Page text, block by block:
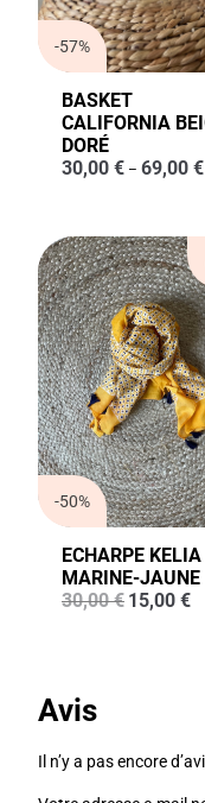
-57%
BASKET
CALIFORNIA
DORÉ
30,00 € – 69,00 €
-50%
ECHARPE KELIA
MARINE-JAUNE
30,00€ Le
15,00 €Le
Avis
Il n’y a pas encore